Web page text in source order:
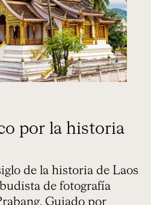
por la historia
de la historia de Laos
de fotografía
Guiado por